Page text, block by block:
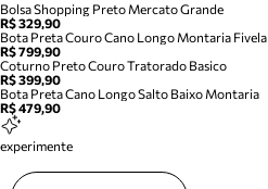
Bolsa Shopping Preto Mercato Grande
R$ 329,90
Bota Preta Couro Cano Longo Montaria Fivela
R$ 799,90
Coturno Preto Couro Tratorado Basico
R$ 399,90
Bota Preta Cano Longo Salto Baixo Montaria
R$ 479,90
experimente